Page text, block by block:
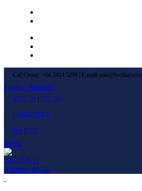
Call Center: +66 3424 5299 | E-mail: mkt@becthai.com
Login / Register
SIGN UP LOG IN
CONTACT US
ไทย ENG
Menu
0 items / ฿0.00